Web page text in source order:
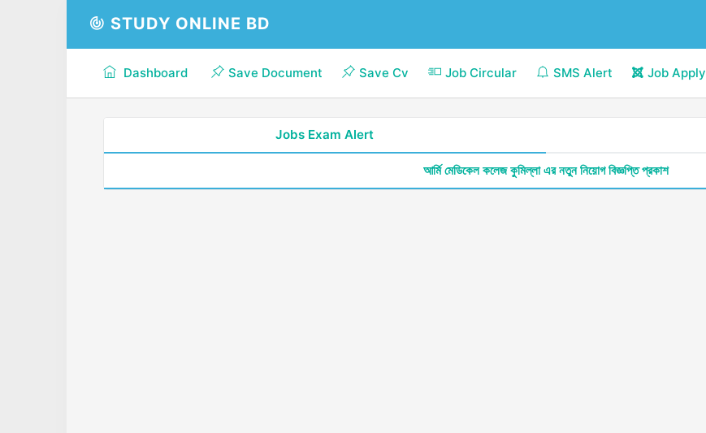
STUDY ONLINE BD
Dashboard Save Document Save Cv Job Circular SMS Alert Job Apply
Jobs Exam Alert
আর্মি মেডিকেল কলেজ কুমিল্লা এর নতুন নিয়োগ বিজ্ঞপ্তি প্রকাশ